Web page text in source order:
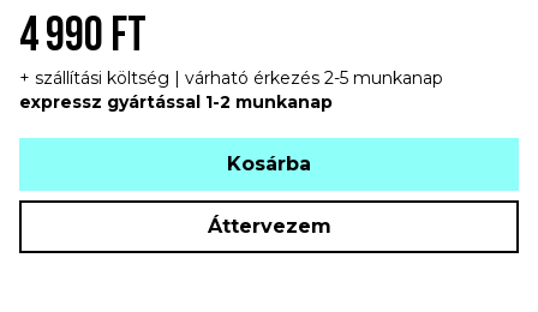
4 990 FT
+ szállítási költség | várható érkezés 2-5 munkanap
expressz gyártással 1-2 munkanap
Kosárba
Áttervezem